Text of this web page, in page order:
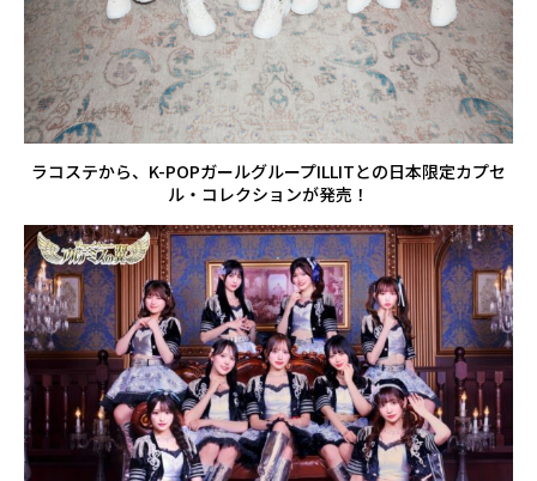
ラコステから、K-POPガールグループILLITとの日本限定カプセ
ル・コレクションが発売！